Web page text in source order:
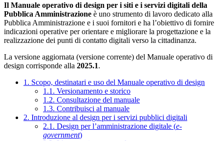
Il Manuale operativo di design per i siti e i servizi digitali della
Pubblica Amministrazione è uno strumento di lavoro dedicato alla
Pubblica Amministrazione e i suoi fornitori e ha l’obiettivo di fornire
indicazioni operative per orientare e migliorare la progettazione e la
realizzazione dei punti di contatto digitali verso la cittadinanza.
La versione aggiornata (versione corrente) del Manuale operativo di
design corrisponde alla 2025.1.
1. Scopo, destinatari e uso del Manuale operativo di design
1.1. Versionamento e storico
1.2. Consultazione del manuale
1.3. Contribuisci al manuale
2. Introduzione al design per i servizi pubblici digitali
2.1. Design per l’amministrazione digitale (e-
government)